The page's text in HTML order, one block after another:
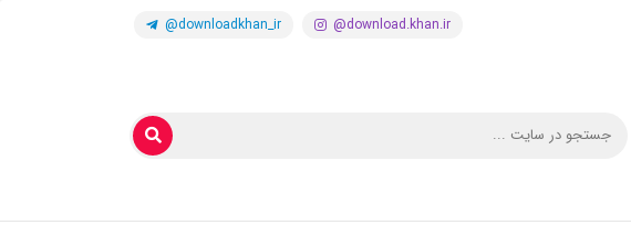
@download.khan.ir
@downloadkhan_ir